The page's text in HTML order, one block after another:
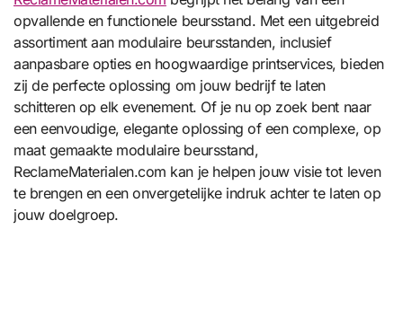
opvallende en functionele beursstand. Met een uitgebreid
assortiment aan modulaire beursstanden, inclusief
aanpasbare opties en hoogwaardige printservices, bieden
zij de perfecte oplossing om jouw bedrijf te laten
schitteren op elk evenement. Of je nu op zoek bent naar
een eenvoudige, elegante oplossing of een complexe, op
maat gemaakte modulaire beursstand,
ReclameMaterialen.com kan je helpen jouw visie tot leven
te brengen en een onvergetelijke indruk achter te laten op
jouw doelgroep.